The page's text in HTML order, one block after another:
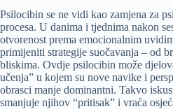
Psilocibin se ne vidi kao zamjena za
procesa. U danima i tjednima nakon
otvorenost prema emocionalnim
primijeniti strategije suočavanja – od
bliskima. Ovdje psilocibin može
učenja” u kojem su nove navike i
obrasci manje dominantni. Takvo
smanjuje njihov “pritisak” i vraća